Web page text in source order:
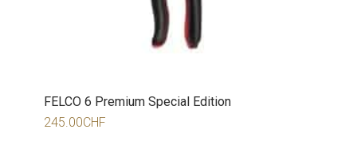
FELCO 6 Premium Special Edition
245.00CHF